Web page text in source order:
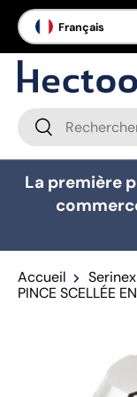
Aller au contenu
Langue
Français
Recherche
Rechercher
La première
Accueil
Serinex
PINCE SCELLÉE